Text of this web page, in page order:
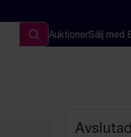
Sök
AuktionerSälj med
Avslutad